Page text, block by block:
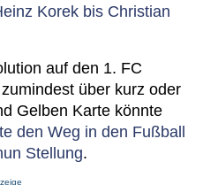
Korek bis Christian
auf den 1. FC
über kurz oder
Gelben Karte könnte
den Weg in den Fußball
Stellung.